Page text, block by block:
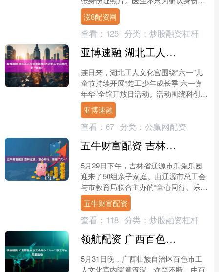
却在这些普通照片里，看见了另一条时
间线：面容的微小改变被....
涨8配资网
查看： 125 分类： 炒股融资杠杆
亚博速融 湖北工人文化宫连续3天为职工子女送节日“礼包”
连日来，湖北工人文化宫围绕“六一”儿
童节持续开展“楚工少年成长季·六一嘉
年华”全馆开放日活动。活动围绕科创、
艺术、运动、非遗国学、亲子互动等主
题，以公益免费体验....
亚博速融
查看： 67 分类： 公赢网配资
五牛财富配资 吉林辽源：童心同行，情暖“六一”
5月29日下午，吉林省辽源市乐兔乐园
迎来了50组亲子家庭。由辽源市总工会
与市教育局联合主办的“童心同行、乐享
六一”主题活动在这里温馨举行，孩子们
在趣味游戏和非遗....
五牛财富配资
查看： 118 分类： 炒股融资杠杆
领航配资 广西百色市总工会举办“六一”职工子女关爱活动
5月31日晚，广西壮族自治区百色市工
人文化宫内暖意流淌、欢笑不断。由百